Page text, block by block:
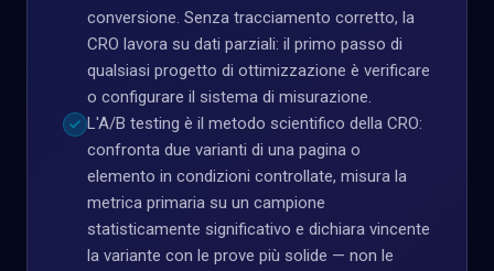
conversione. Senza tracciamento corretto, la
CRO lavora su dati parziali: il primo passo di
qualsiasi progetto di ottimizzazione è verificare
o configurare il sistema di misurazione.
L'A/B testing è il metodo scientifico della CRO:
confronta due varianti di una pagina o
elemento in condizioni controllate, misura la
metrica primaria su un campione
statisticamente significativo e dichiara vincente
la variante con le prove più solide — non le